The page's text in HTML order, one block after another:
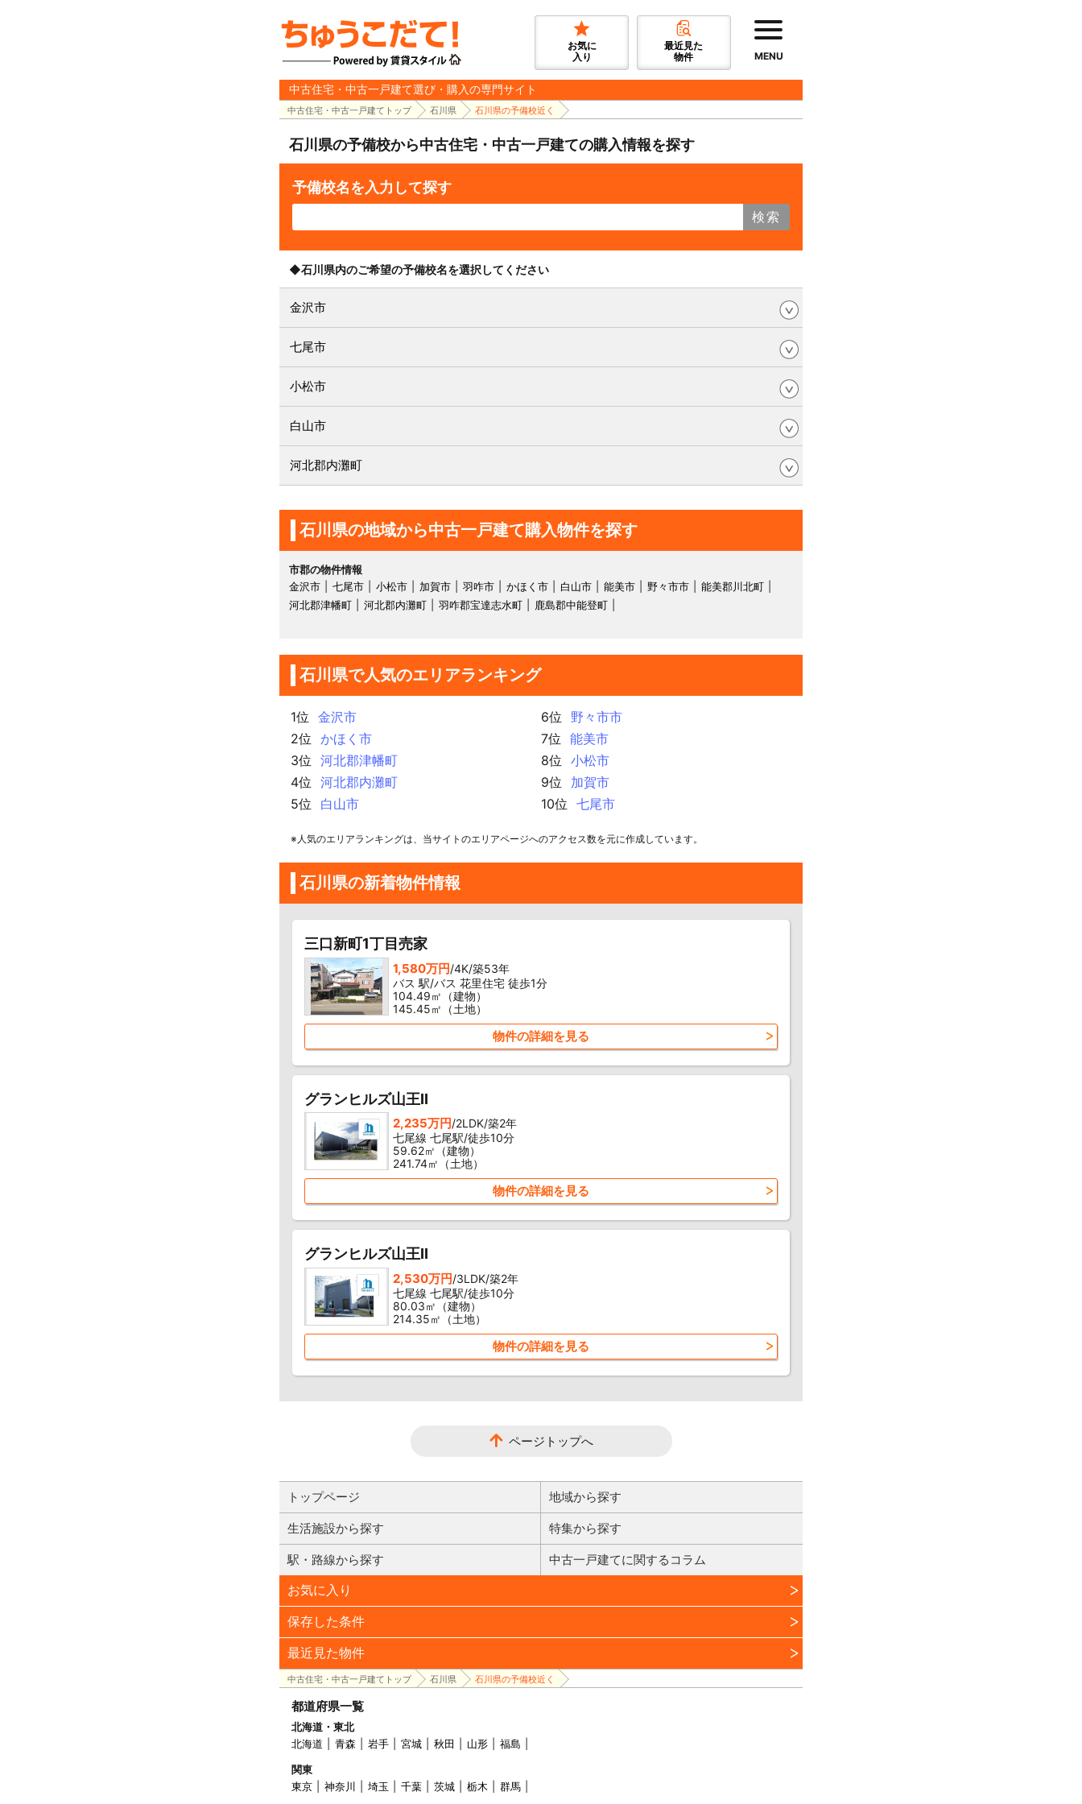
お気に
入り
最近見た
物件
MENU
中古住宅・中古一戸建て選び・購入の専門サイト
中古住宅・中古一戸建てトップ 石川県 石川県の予備校近く
石川県の予備校から中古住宅・中古一戸建ての購入情報を探す
予備校名を入力して探す
検索
◆石川県内のご希望の予備校名を選択してください
金沢市
七尾市
小松市
白山市
河北郡内灘町
石川県の地域から中古一戸建て購入物件を探す
市郡の物件情報
金沢市
七尾市 小松市 加賀市 羽咋市 かほく市 白山市 能美市 野々市市
能美郡川北町
河北郡津幡町
河北郡内灘町 羽咋郡宝達志水町 鹿島郡中能登町
石川県で人気のエリアランキング
1位
金沢市
2位
かほく市
3位
河北郡津幡町
4位
河北郡内灘町
5位
白山市
6位
野々市市
7位
能美市
8位
小松市
9位
加賀市
10位
七尾市
※人気のエリアランキングは、当サイトのエリアページへのアクセス数を元に作成しています。
石川県の新着物件情報
三口新町1丁目売家
1,580万円/4K/築53年
バス 駅/バス 花里住宅 徒歩1分
104.49㎡（建物）
145.45㎡（土地）
物件の詳細を見る
グランヒルズ山王II
2,235万円/2LDK/築2年
七尾線 七尾駅/徒歩10分
59.62㎡（建物）
241.74㎡（土地）
物件の詳細を見る
グランヒルズ山王II
2,530万円/3LDK/築2年
七尾線 七尾駅/徒歩10分
80.03㎡（建物）
214.35㎡（土地）
物件の詳細を見る
ページトップへ
トップページ 地域から探す
生活施設から探す 特集から探す
駅・路線から探す 中古一戸建てに関するコラム
お気に入り
保存した条件
最近見た物件
中古住宅・中古一戸建てトップ 石川県 石川県の予備校近く
都道府県一覧
北海道・東北
北海道
青森 岩手 宮城 秋田 山形
福島
関東
東京
神奈川 埼玉 千葉 茨城 栃木 群馬